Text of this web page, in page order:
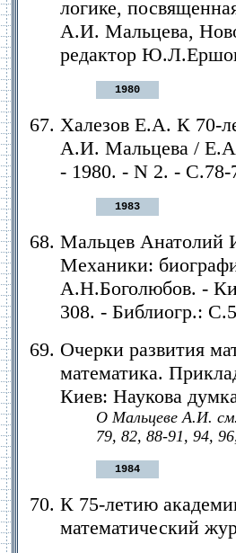
логике,
А.И. Мальцева,
редактор
1980
Халезов Е.А. К 70-
А.И. Мальцева /
- 1980. - N 2. - С.78-
1983
Мальцев Анатолий
Механики:
А.Н.Боголюбов. -
308. - Библиогр.:
Очерки развития
математика.
Киев: Наукова
О Мальцеве А.И.
79, 82, 88-91, 94,
1984
К 75-летию
математический